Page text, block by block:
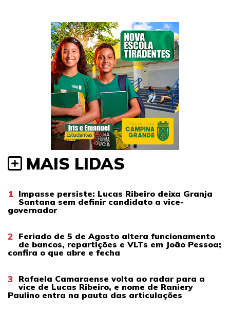
MAIS LIDAS
1 Impasse persiste: Lucas Ribeiro deixa Granja
Santana sem definir candidato a vice-
governador
2 Feriado de 5 de Agosto altera funcionamento
de bancos, repartições e VLTs em João Pessoa;
confira o que abre e fecha
3 Rafaela Camaraense volta ao radar para a
vice de Lucas Ribeiro, e nome de Raniery
Paulino entra na pauta das articulações